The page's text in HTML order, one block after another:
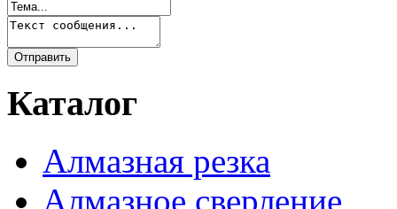
Каталог
Алмазная резка
Алмазное сверление